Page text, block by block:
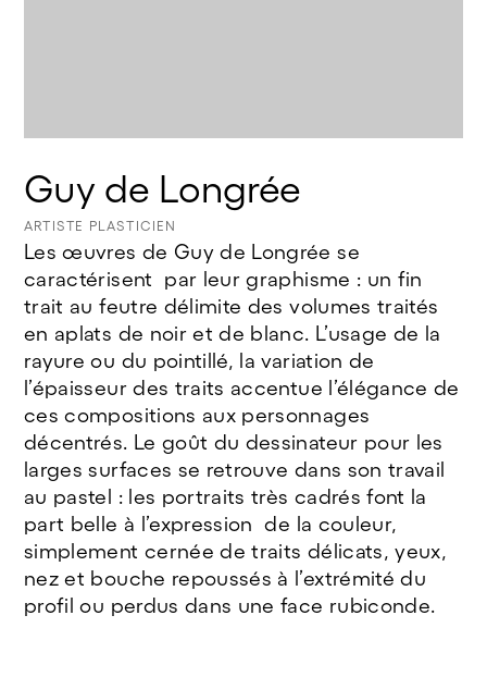
Guy de Longrée
ARTISTE PLASTICIEN
Les œuvres de Guy de Longrée se
caractérisent par leur graphisme : un fin
trait au feutre délimite des volumes traités
en aplats de noir et de blanc. L’usage de la
rayure ou du pointillé, la variation de
l’épaisseur des traits accentue l’élégance de
ces compositions aux personnages
décentrés. Le goût du dessinateur pour les
larges surfaces se retrouve dans son travail
au pastel : les portraits très cadrés font la
part belle à l’expression de la couleur,
simplement cernée de traits délicats, yeux,
nez et bouche repoussés à l’extrémité du
profil ou perdus dans une face rubiconde.